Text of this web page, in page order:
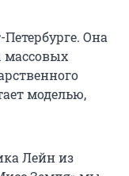
Она
массовых
моделью,
Лейн из